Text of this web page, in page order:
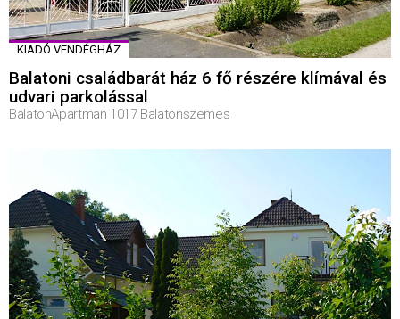
KIADÓ VENDÉGHÁZ
Balatoni családbarát ház 6 fő részére klímával és
udvari parkolással
BalatonApartman 1017 Balatonszemes